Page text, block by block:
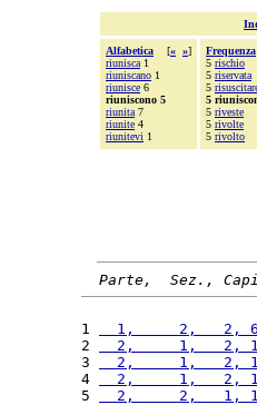
Alfabetica [« »]
riunisca 1
riuniscano 1
riunisce 6
riuniscono 5
riunita 7
riunite 4
riunitevi 1
Frequenza
5 rischio
5 riservata
5
5
5 riveste
5 rivolte
5 rivolto
Parte,  Sez.,
1
1,     2,   2,
2
2,     1,   2,
3
2,     1,   2,
4
2,     1,   2,
5
2,     2,   1,